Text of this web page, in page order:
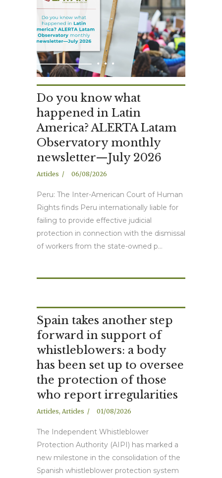
Do you know what
happened in Latin
America? ALERTA Latam
Observatory monthly
newsletter—July 2026
Articles 06/08/2026
Peru: The Inter-American Court of Human
Rights finds Peru internationally liable for
failing to provide effective judicial
protection in connection with the dismissal
of workers from the state-owned p...
Spain takes another step
forward in support of
whistleblowers: a body
has been set up to oversee
the protection of those
who report irregularities
Articles, Articles 01/08/2026
The Independent Whistleblower
Protection Authority (AIPI) has marked a
new milestone in the consolidation of the
Spanish whistleblower protection system